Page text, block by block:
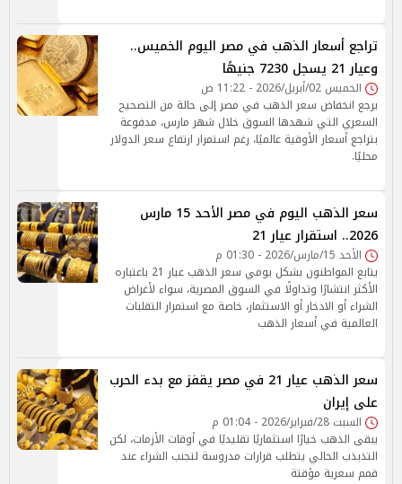
تراجع أسعار الذهب في مصر اليوم الخميس..
وعيار 21 يسجل 7230 جنيهًا
الخميس 02/أبريل/2026 - 11:22 ص
يرجع انخفاض سعر الذهب في مصر إلى حالة من التصحيح
السعري التي شهدها السوق خلال شهر مارس، مدفوعة
بتراجع أسعار الأوقية عالميًا، رغم استمرار ارتفاع سعر الدولار
محليًا.
سعر الذهب اليوم في مصر الأحد 15 مارس
2026.. استقرار عيار 21
الأحد 15/مارس/2026 - 01:30 م
يتابع المواطنون بشكل يومي سعر الذهب عيار 21 باعتباره
الأكثر انتشارًا وتداولًا في السوق المصرية، سواء لأغراض
الشراء أو الادخار أو الاستثمار، خاصة مع استمرار التقلبات
العالمية في أسعار الذهب
سعر الذهب عيار 21 في مصر يقفز مع بدء الحرب
على إيران
السبت 28/فبراير/2026 - 01:04 م
يبقى الذهب خيارًا استثماريًا تقليديًا في أوقات الأزمات، لكن
التذبذب الحالي يتطلب قرارات مدروسة لتجنب الشراء عند
قمم سعرية مؤقتة